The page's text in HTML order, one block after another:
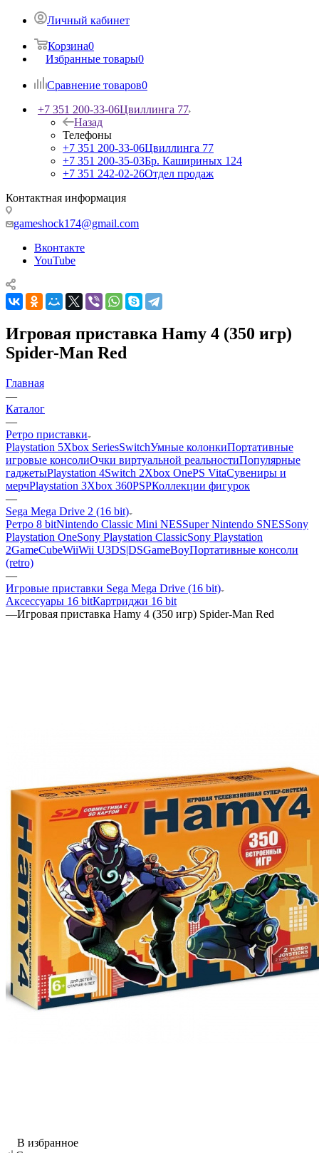
Личный кабинет
Корзина0
Избранные товары0
Сравнение товаров0
+7 351 200-33-06Цвиллинга 77
Назад
Телефоны
+7 351 200-33-06Цвиллинга 77
+7 351 200-35-03Бр. Кашириных 124
+7 351 242-02-26Отдел продаж
Контактная информация
gameshock174@gmail.com
Вконтакте
YouTube
Игровая приставка Hamy 4 (350 игр)
Spider-Man Red
Главная
—
Каталог
—
Ретро приставки
Playstation 5Xbox SeriesSwitchУмные колонкиПортативные
игровые консолиОчки виртуальной реальностиПопулярные
гаджетыPlaystation 4Switch 2Xbox OnePS VitaСувениры и
мерчPlaystation 3Xbox 360PSPКоллекции фигурок
—
Sega Mega Drive 2 (16 bit)
Ретро 8 bitNintendo Classic Mini NESSuper Nintendo SNESSony
Playstation OneSony Playstation ClassicSony Playstation
2GameCubeWiiWii U3DS|DSGameBoyПортативные консоли
(retro)
—
Игровые приставки Sega Mega Drive (16 bit)
Аксессуары 16 bitКартриджи 16 bit
—Игровая приставка Hamy 4 (350 игр) Spider-Man Red
В избранное